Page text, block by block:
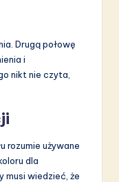
Drugą połowę
i
nikt nie czyta,
rozumie używane
dla
musi wiedzieć, że